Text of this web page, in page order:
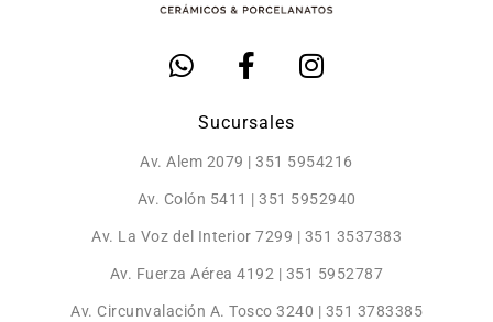
Sucursales
Av. Alem 2079 | 351 5954216
Av. Colón 5411 | 351 5952940
Av. La Voz del Interior 7299 | 351 3537383
Av. Fuerza Aérea 4192 | 351 5952787
Av. Circunvalación A. Tosco 3240 | 351 3783385